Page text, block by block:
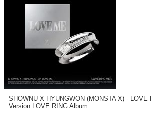
SHOWNU X HYUNGWON (MONSTA X) - LOVE
Version LOVE RING Album...